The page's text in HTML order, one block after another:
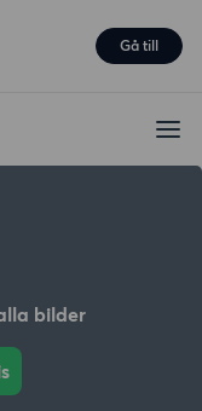
Gå till
bilder